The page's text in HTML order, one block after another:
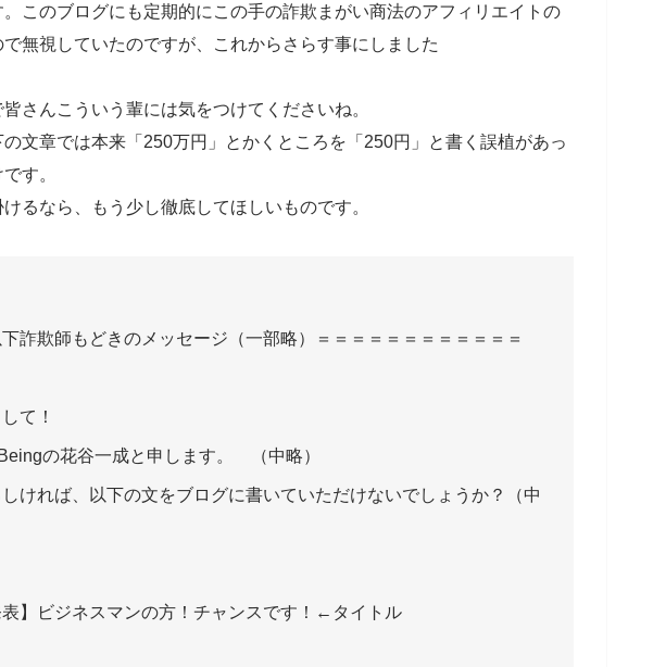
このブログにも定期的にこの手の詐欺まがい商法のアフィリエイトの
無視していたのですが、これからさらす事にしました
さんこういう輩には気をつけてくださいね。
文章では本来「250万円」とかくところを「250円」と書く誤植があっ
す。
るなら、もう少し徹底してほしいものです。
下詐欺師もどきのメッセージ（一部略）＝＝＝＝＝＝＝＝＝＝＝＝
て！
の花谷一成と申します。 （中略）
しければ、以下の文をブログに書いていただけないでしょうか？（中
表】ビジネスマンの方！チャンスです！←タイトル